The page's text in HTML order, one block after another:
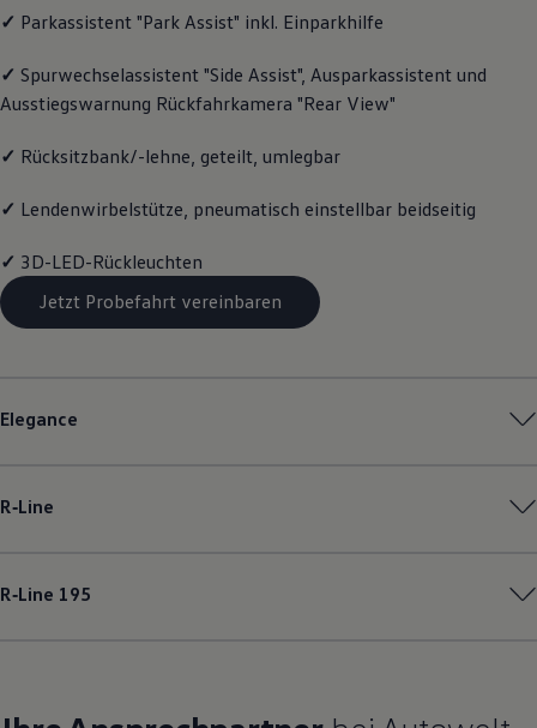
✓ Parkassistent "Park Assist" inkl. Einparkhilfe
✓ Spurwechselassistent "Side Assist", Ausparkassistent und
Ausstiegswarnung Rückfahrkamera "Rear View"
✓ Rücksitzbank/-lehne, geteilt, umlegbar
✓ Lendenwirbelstütze, pneumatisch einstellbar beidseitig
✓ 3D-LED-Rückleuchten
Jetzt Probefahrt vereinbaren
Elegance
R‑Line
R‑Line 195